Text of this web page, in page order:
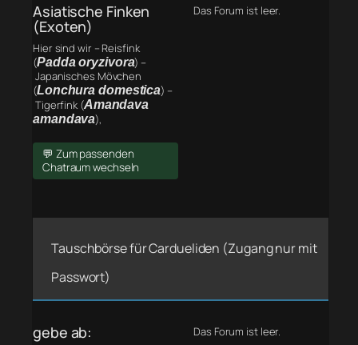
Asiatische Finken
(Exoten)
Hier sind wir – Reisfink
(Padda oryzivora) –
Japanisches Mövchen
(Lonchura domestica) –
Tigerfink (Amandava
amandava),
💬 Zum passenden
Chatraum wechseln
Das Forum ist leer.
Tauschbörse für Cardueliden (Zugang nur mit
Passwort)
gebe ab: Das Forum ist leer.